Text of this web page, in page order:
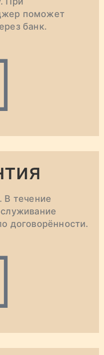
поможет
банк.
В течение
договорённости.